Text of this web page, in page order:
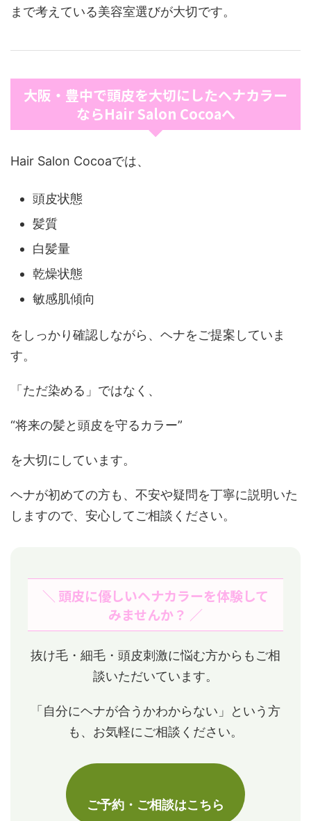
まで考えている美容室選びが大切です。
大阪・豊中で頭皮を大切にしたヘナカラー
ならHair Salon Cocoaへ
Hair Salon Cocoaでは、
頭皮状態
髪質
白髪量
乾燥状態
敏感肌傾向
をしっかり確認しながら、ヘナをご提案していま
す。
「ただ染める」ではなく、
“将来の髪と頭皮を守るカラー”
を大切にしています。
ヘナが初めての方も、不安や疑問を丁寧に説明いた
しますので、安心してご相談ください。
＼ 頭皮に優しいヘナカラーを体験して
みませんか？ ／
抜け毛・細毛・頭皮刺激に悩む方からもご相
談いただいています。
「自分にヘナが合うかわからない」という方
も、お気軽にご相談ください。
ご予約・ご相談はこちら